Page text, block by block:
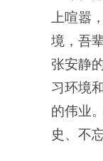
上喧嚣
境，吾
张安静
习环境
的伟业
史、不